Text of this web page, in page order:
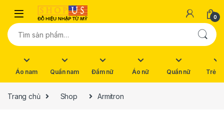
Skip to navigation
Skip to content
0
Tìm kiếm:
Áo nam Quần nam Đầm nữ Áo nữ Quần nữ Trẻ
Trang chủ Shop Armitron